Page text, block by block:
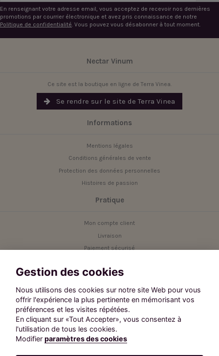
En renseignant votre adresse email, vous acceptez de recevoir nos dernières
promotions par courrier électronique et avez pris connaissance de notre
Politique de confidentialité . Vous pouvez vous désabonner à tout moment.
Nectar Vinum
Ce site est la boutique en ligne de Terra Vinea.
Se rendre sur le site de Terra Vinea
Informations
Mentions légales
Conditions générales de vente
Protection des données personnelles
Histoires de passion
Pratique
Mon compte client
Livraison
Paiement sécurisé
Contact
Besoin d'aide ?
Contactez notre service client.
Suivez-nous :
Gestion des cookies
Nous utilisons des cookies sur notre site Web pour vous
offrir l'expérience la plus pertinente en mémorisant vos
préférences et les visites répétées.
En cliquant sur «Tout Accepter», vous consentez à
l'utilisation de tous les cookies.
Modifier paramètres des cookies